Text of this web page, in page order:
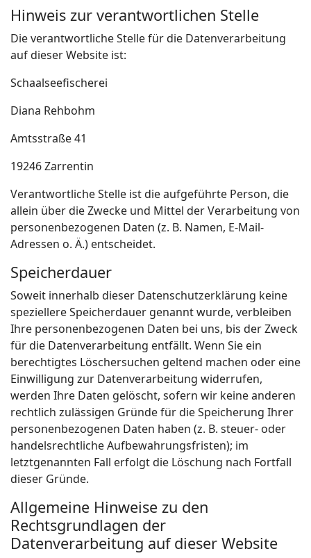
Hinweis zur verantwortlichen Stelle
Die verantwortliche Stelle für die Datenverarbeitung
auf dieser Website ist:
Schaalseefischerei
Diana Rehbohm
Amtsstraße 41
19246 Zarrentin
Verantwortliche Stelle ist die aufgeführte Person, die
allein über die Zwecke und Mittel der Verarbeitung von
personenbezogenen Daten (z. B. Namen, E-Mail-
Adressen o. Ä.) entscheidet.
Speicherdauer
Soweit innerhalb dieser Datenschutzerklärung keine
speziellere Speicherdauer genannt wurde, verbleiben
Ihre personenbezogenen Daten bei uns, bis der Zweck
für die Datenverarbeitung entfällt. Wenn Sie ein
berechtigtes Löschersuchen geltend machen oder eine
Einwilligung zur Datenverarbeitung widerrufen,
werden Ihre Daten gelöscht, sofern wir keine anderen
rechtlich zulässigen Gründe für die Speicherung Ihrer
personenbezogenen Daten haben (z. B. steuer- oder
handelsrechtliche Aufbewahrungsfristen); im
letztgenannten Fall erfolgt die Löschung nach Fortfall
dieser Gründe.
Allgemeine Hinweise zu den
Rechtsgrundlagen der
Datenverarbeitung auf dieser Website